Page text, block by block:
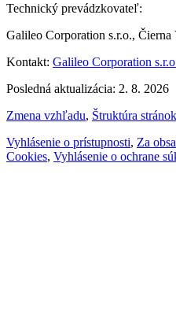
Technický prevádzkovateľ:
Galileo Corporation s.r.o., Čierna
Kontakt: Galileo Corporation
Posledná aktualizácia: 2. 8. 2026
Zmena vzhľadu, Štruktúra stránok
Vyhlásenie o prístupnosti, Za
Cookies, Vyhlásenie o ochrane